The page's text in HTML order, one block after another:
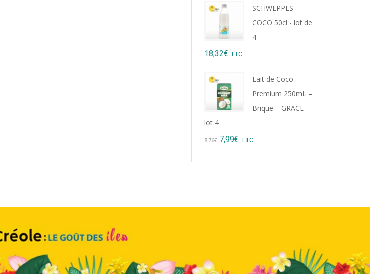
was:
9,22€.
SCHWEPPES
COCO 50cl - lot de
4
18,32€ TTC
Lait de Coco
Premium 250mL –
Brique – GRACE -
lot 4
8,76€ Original
7,99€ Current
TTC